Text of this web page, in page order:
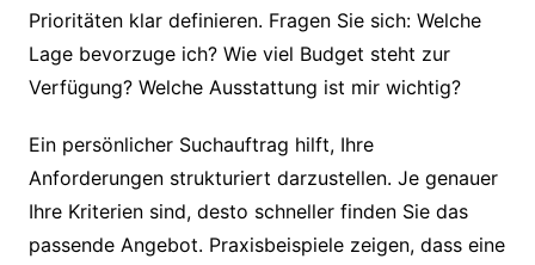
Prioritäten klar definieren. Fragen Sie sich: Welche
Lage bevorzuge ich? Wie viel Budget steht zur
Verfügung? Welche Ausstattung ist mir wichtig?
Ein persönlicher Suchauftrag hilft, Ihre
Anforderungen strukturiert darzustellen. Je genauer
Ihre Kriterien sind, desto schneller finden Sie das
passende Angebot. Praxisbeispiele zeigen, dass eine